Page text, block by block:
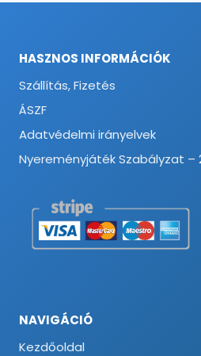
HASZNOS INFORMÁCIÓK
Szállítás, Fizetés
ÁSZF
Adatvédelmi irányelvek
Nyereményjáték Szabályzat –
NAVIGÁCIÓ
Kezdőoldal